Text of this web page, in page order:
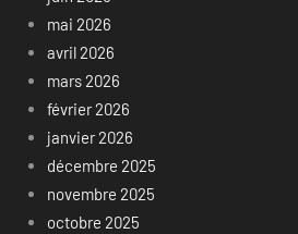
mai 2026
avril 2026
mars 2026
février 2026
janvier 2026
décembre 2025
novembre 2025
octobre 2025